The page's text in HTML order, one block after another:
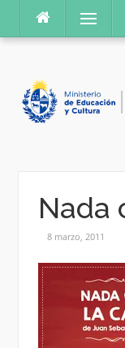
contenido
Menú
Nada
8 marzo, 2011